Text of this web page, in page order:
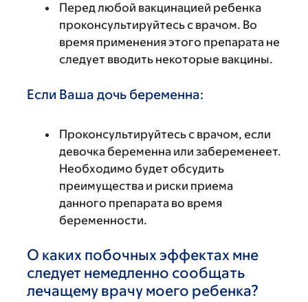
Перед любой вакцинацией ребенка
проконсультируйтесь с врачом. Во
время применения этого препарата не
следует вводить некоторые вакцины.
Если Ваша дочь беременна:
Проконсультируйтесь с врачом, если
девочка беременна или забеременеет.
Необходимо будет обсудить
преимущества и риски приема
данного препарата во время
беременности.
О каких побочных эффектах мне
следует немедленно сообщать
лечащему врачу моего ребенка?